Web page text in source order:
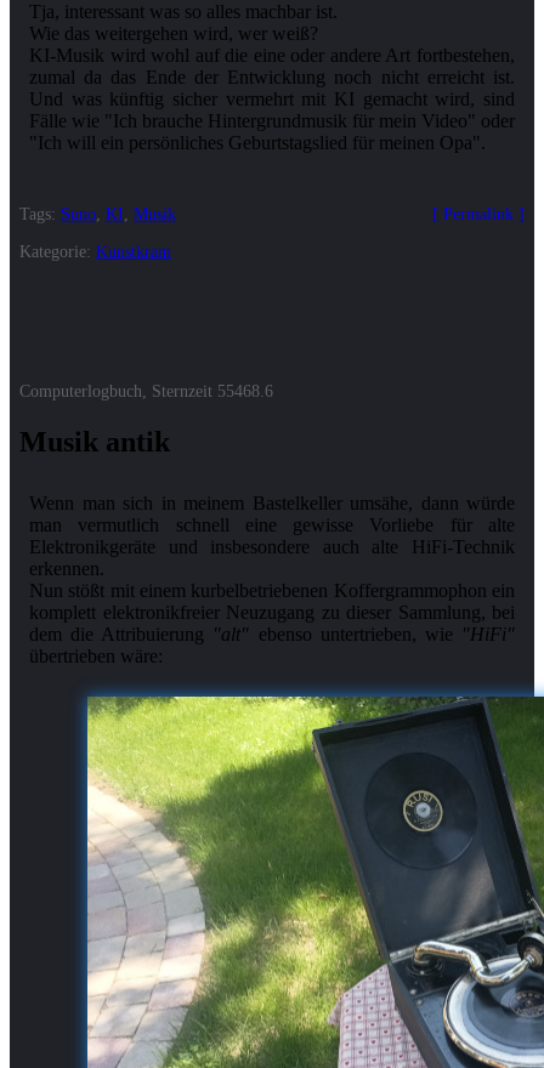
Tja, interessant was so alles machbar ist.
Wie das weitergehen wird, wer weiß?
KI-Musik wird wohl auf die eine oder andere Art fortbestehen,
zumal da das Ende der Entwicklung noch nicht erreicht ist.
Und was künftig sicher vermehrt mit KI gemacht wird, sind
Fälle wie "Ich brauche Hintergrundmusik für mein Video" oder
Permalink
Tags: Suno KI Musik
Kategorie: Kunstkram
Computerlogbuch, Sternzeit 55468.6
Musik antik
Wenn man sich in meinem Bastelkeller umsähe, dann würde
man vermutlich schnell eine gewisse Vorliebe für alte
Elektronikgeräte und insbesondere auch alte HiFi-Technik
erkennen.
Nun stößt mit einem kurbelbetriebenen Koffergrammophon ein
komplett elektronikfreier Neuzugang zu dieser Sammlung, bei
dem die At­tri­bu­ie­rung "alt" ebenso untertrieben, wie "HiFi"